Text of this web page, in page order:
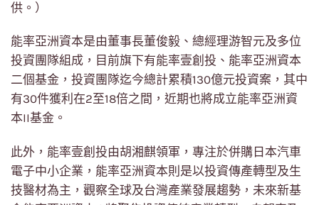
供。）
能率亞洲資本是由董事長董俊毅、總經理游智元及多位
投資團隊組成，目前旗下有能率壹創投、能率亞洲資本
二個基金，投資團隊迄今總計累積130億元投資案，其中
有30件獲利在2至18倍之間，近期也將成立能率亞洲資
本II基金。
此外，能率壹創投由胡湘麒領軍，專注於併購日本汽車
電子中小企業，能率亞洲資本則是以投資傳產轉型及生
技醫材為主，觀察全球及台灣產業發展趨勢，未來新基